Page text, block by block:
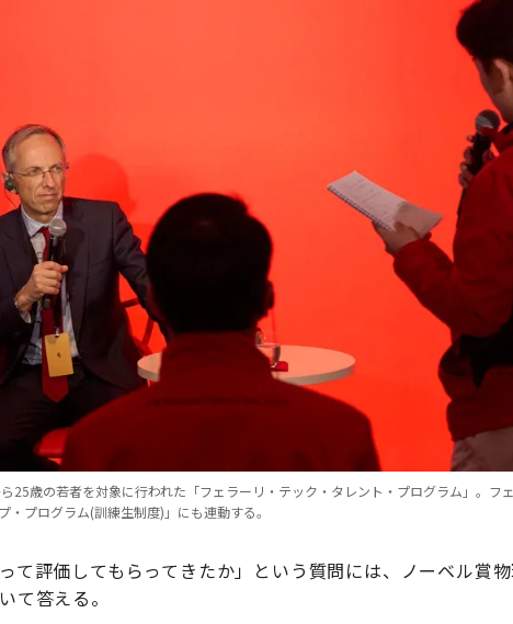
25歳の若者を対象に行われた「フェラーリ・テック・タレント・プログラム」。フ
・プログラム(訓練生制度)」にも連動する。
て評価してもらってきたか」という質問には、ノーベル賞
て答える。